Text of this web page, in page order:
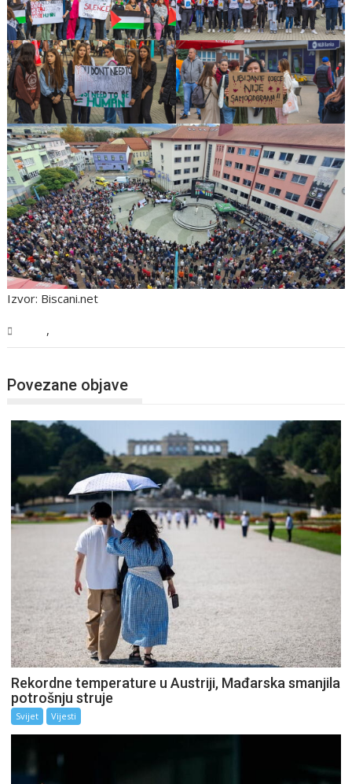
Izvor: Biscani.net
,
Povezane objave
Rekordne temperature u Austriji, Mađarska smanjila
potrošnju struje
Svijet Vijesti